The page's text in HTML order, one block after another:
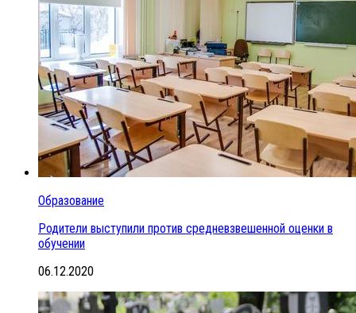
Образование
Родители выступили против средневзвешенной оценки в
обучении
06.12.2020